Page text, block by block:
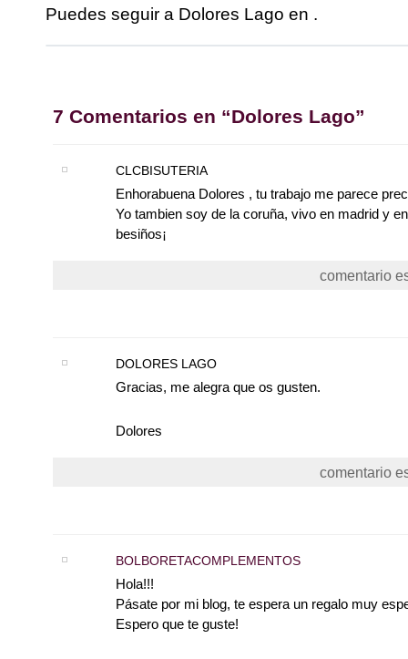
Puedes seguir a Dolores Lago en .
7 Comentarios en “Dolores Lago”
CLCBISUTERIA
Enhorabuena Dolores , tu trabajo me parece
Yo tambien soy de la coruña, vivo en madrid y
besiños¡
comentario
DOLORES LAGO
Gracias, me alegra que os gusten.
Dolores
comentario
BOLBORETACOMPLEMENTOS
Hola!!!
Pásate por mi blog, te espera un regalo muy
Espero que te guste!